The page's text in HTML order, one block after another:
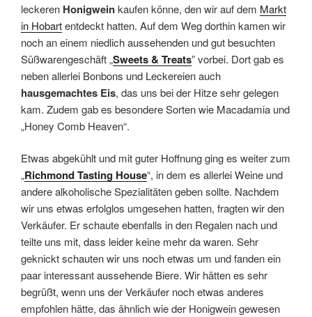
leckeren Honigweinkaufen könne, den wir auf dem Markt
in Hobartentdeckt hatten. Auf dem Weg dorthin kamen wir
noch an einem niedlich aussehenden und gut besuchten
Süßwarengeschäft „Sweets & Treats” vorbei. Dort gab es
neben allerlei Bonbons und Leckereien auch
hausgemachtes Eis, das uns bei der Hitze sehr gelegen
kam. Zudem gab es besondere Sorten wie Macadamia und
„Honey Comb Heaven“.
Etwas abgekühlt und mit guter Hoffnung ging es weiter zum
„Richmond Tasting House“, in dem es allerlei Weine und
andere alkoholische Spezialitäten geben sollte. Nachdem
wir uns etwas erfolglos umgesehen hatten, fragten wir den
Verkäufer. Er schaute ebenfalls in den Regalen nach und
teilte uns mit, dass leider keine mehr da waren. Sehr
geknickt schauten wir uns noch etwas um und fanden ein
paar interessant aussehende Biere. Wir hätten es sehr
begrüßt, wenn uns der Verkäufer noch etwas anderes
empfohlen hätte, das ähnlich wie der Honigwein gewesen